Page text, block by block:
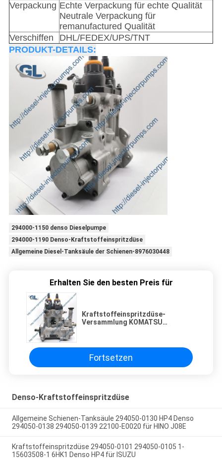
Verpackung Echte Verpackung für echte Qualität
Neutrale Verpackung für
remanufactured Qualität
Verschiffen
DHL/FEDEX/UPS/TNT
PRODUKT-DETAILS:
294000-1150 denso Dieselpumpe
294000-1190 Denso-Kraftstoffeinspritzdüse
Allgemeine Diesel-Tanksäule der Schienen-8976030448
Erhalten Sie den besten Preis für
Kraftstoffeinspritzdüse-
Versammlung KOMATSU
Fortsetzen
Denso-Kraftstoffeinspritzdüse
Allgemeine Schienen-Tanksäule 294050-0130 HP4 Denso
294050-0138 294050-0139 22100-E0020 für HINO J08E
Kraftstoffeinspritzdüse 294050-0101 294050-0105 1-
15603508-1 6HK1 Denso HP4 für ISUZU